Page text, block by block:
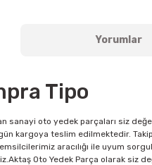
Yorumlar
Tipo
sanayi oto yedek parçaları siz
kargoya teslim edilmektedir.
aracılığı ile uyum
Oto Yedek Parça olarak siz